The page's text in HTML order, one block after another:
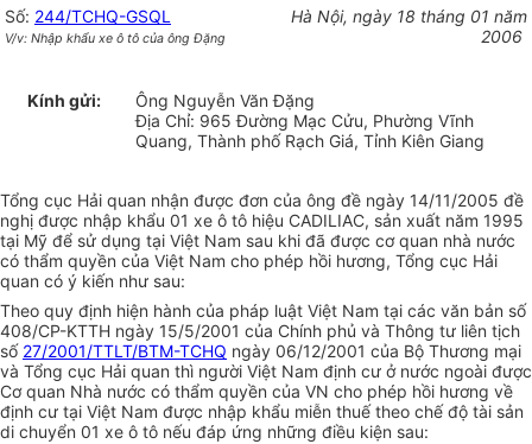
Số: 244/TCHQ-GSQL
V/v: Nhập khẩu xe ô tô của ông Đặng
Hà Nội, ngày 18 tháng 01 năm
2006
Kính gửi:
Ông Nguyễn Văn Đặng
Địa Chỉ: 965 Đường Mạc Cửu, Phường Vĩnh
Quang, Thành phố Rạch Giá, Tỉnh Kiên Giang
Tổng cục Hải quan nhận được đơn của ông đề ngày 14/11/2005 đề
nghị được nhập khẩu 01 xe ô tô hiệu CADILIAC, sản xuất năm 1995
tại Mỹ để sử dụng tại Việt Nam sau khi đã được cơ quan nhà nước
có thẩm quyền của Việt Nam cho phép hồi hương, Tổng cục Hải
quan có ý kiến như sau:
Theo quy định hiện hành của pháp luật Việt Nam tại các văn bản số
408/CP-KTTH ngày 15/5/2001 của Chính phủ và Thông tư liên tịch
số 27/2001/TTLT/BTM-TCHQ ngày 06/12/2001 của Bộ Thương mại
và Tổng cục Hải quan thì người Việt Nam định cư ở nước ngoài được
Cơ quan Nhà nước có thẩm quyền của VN cho phép hồi hương về
định cư tại Việt Nam được nhập khẩu miễn thuế theo chế độ tài sản
di chuyển 01 xe ô tô nếu đáp ứng những điều kiện sau: